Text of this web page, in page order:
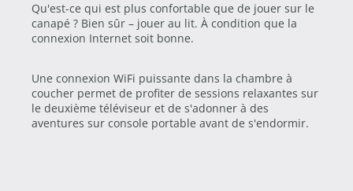
Qu'est-ce qui est plus confortable que de jouer sur le
canapé ? Bien sûr – jouer au lit. À condition que la
connexion Internet soit bonne.
Une connexion WiFi puissante dans la chambre à
coucher permet de profiter de sessions relaxantes sur
le deuxième téléviseur et de s'adonner à des
aventures sur console portable avant de s'endormir.